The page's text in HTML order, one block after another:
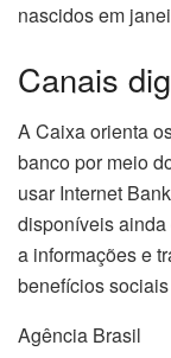
nascidos em
Canais
A Caixa orienta
banco por meio
usar Internet
disponíveis
a informações e
benefícios
Agência Brasil